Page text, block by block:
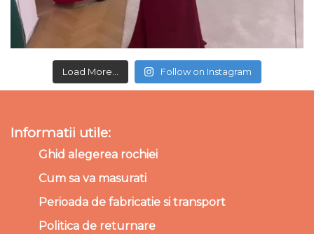
Load More... Follow on Instagram
Informatii utile:
Ghid alegerea rochiei
Cum sa va masurati
Perioada de fabricatie si transport
Politica de returnare